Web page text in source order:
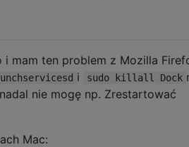
i mam ten problem z Mozilla
i sudo killall Dock
nie mogę np. Zrestartować
Mac: